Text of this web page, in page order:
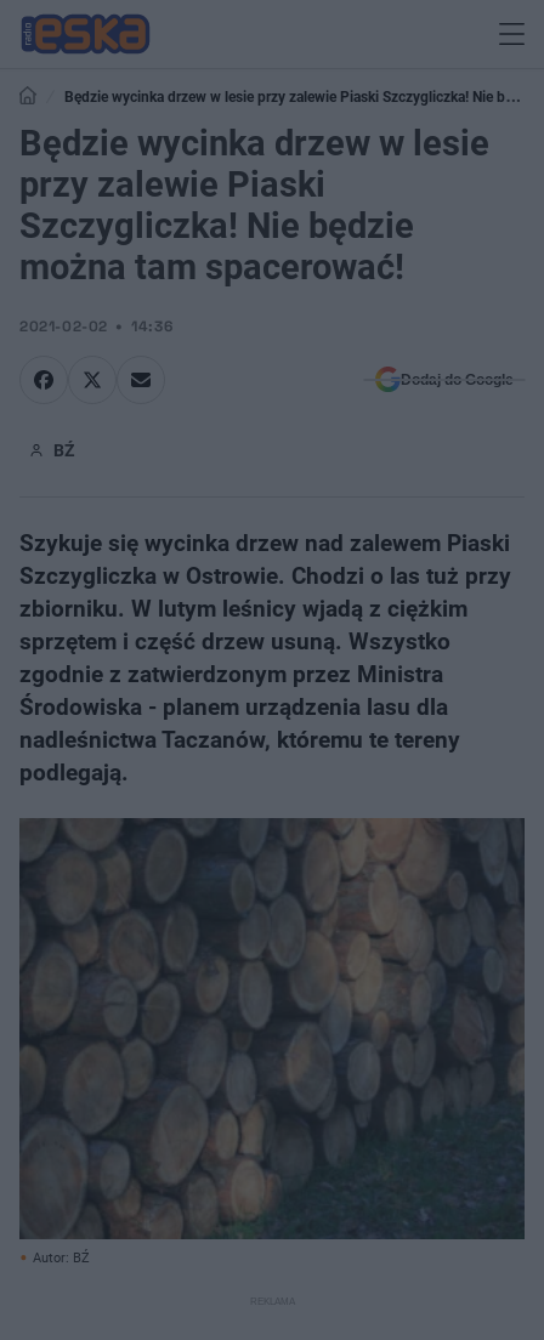
Będzie wycinka drzew w lesie przy zalewie Piaski Szczygliczka! Nie będzie
można tam spacerować!
Będzie wycinka drzew w lesie
przy zalewie Piaski
Szczygliczka! Nie będzie
można tam spacerować!
2021-02-02 14:36
Dodaj do Google
BŹ
Szykuje się wycinka drzew nad zalewem Piaski
Szczygliczka w Ostrowie. Chodzi o las tuż przy
zbiorniku. W lutym leśnicy wjadą z ciężkim
sprzętem i część drzew usuną. Wszystko
zgodnie z zatwierdzonym przez Ministra
Środowiska - planem urządzenia lasu dla
nadleśnictwa Taczanów, któremu te tereny
podlegają.
Autor: BŹ